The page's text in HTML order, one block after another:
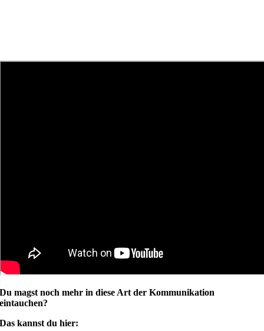
Du magst noch mehr in diese Art der Kommunikation
eintauchen?
Das kannst du hier: